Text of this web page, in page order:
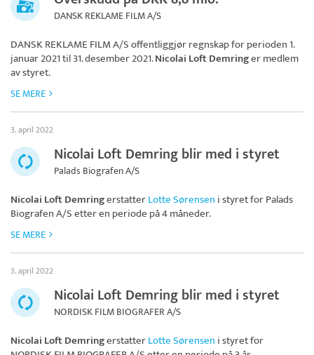
DANSK REKLAME FILM A/S
DANSK REKLAME FILM A/Soffentliggjør regnskap for perioden 1.
januar 2021 til 31. desember 2021.Nicolai Loft Demringer medlem
av styret.
SE MERE
3. april 2022
Nicolai Loft Demring blir med i styret
Palads Biografen A/S
Nicolai Loft DemringerstatterLotte Sørensen i styret forPalads
Biografen A/Setter en periode på 4 måneder.
SE MERE
3. april 2022
Nicolai Loft Demring blir med i styret
NORDISK FILM BIOGRAFER A/S
Nicolai Loft DemringerstatterLotte Sørensen i styret for